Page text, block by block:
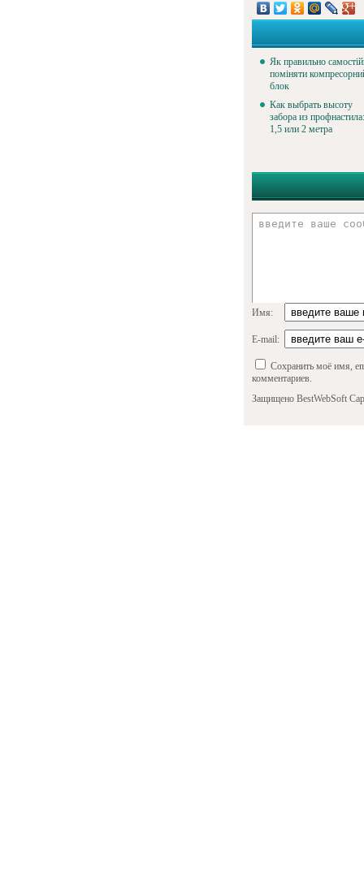
Як правильно
поміняти
блок
Как выбрать высоту
забора из профнастила:
1,5 или 2 метра
Имя:
E-mail:
Сохранить моё имя,
комментариев.
Защищено BestWebSoft